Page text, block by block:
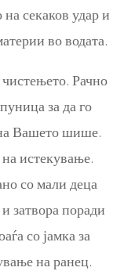
секаков удар и
во водата.
Рачно
за да го
Вашето шише.
истекување.
со мали деца
затвора поради
со јамка за
на ранец.